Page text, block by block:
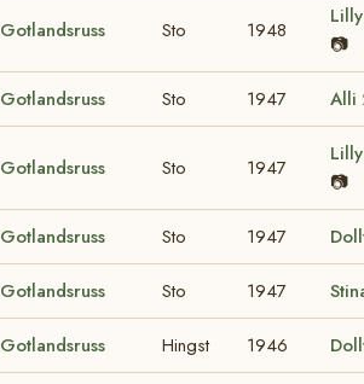
Gotlandsruss Sto 1948
📷
Gotlandsruss Sto 1947 Alli
Gotlandsruss Sto 1947
📷
Gotlandsruss Sto 1947
Gotlandsruss Sto 1947
Gotlandsruss Hingst 1946